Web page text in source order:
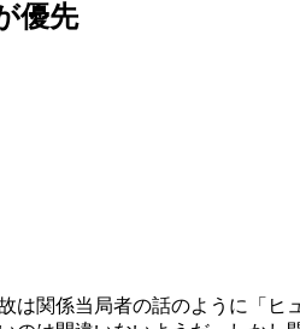
優先
は関係当局者の話のように「